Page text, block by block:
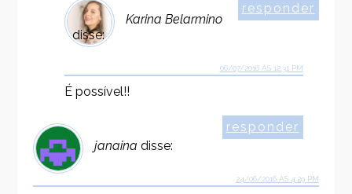
responder
Karina Belarmino
disse:
06/07/2016 ÀS 12:31 PM
É possível!!
responder
janaina disse:
24/06/2016 ÀS 4:29 PM